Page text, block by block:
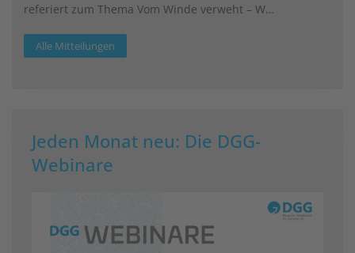
referiert zum Thema Vom Winde verweht – W…
Alle Mitteilungen
Jeden Monat neu: Die DGG-
Webinare